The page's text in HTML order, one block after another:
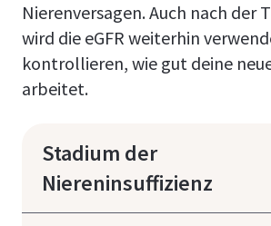
Nierenversagen. Auch nach der
wird die eGFR weiterhin
kontrollieren, wie gut deine
arbeitet.
Stadium der
Niereninsuffizienz